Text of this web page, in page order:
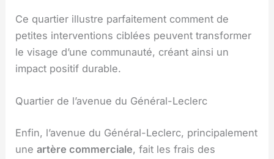
Ce quartier illustre parfaitement comment de
petites interventions ciblées peuvent transformer
le visage d’une communauté, créant ainsi un
impact positif durable.
Quartier de l’avenue du Général-Leclerc
Enfin, l’avenue du Général-Leclerc, principalement
uneartère commerciale, fait les frais des